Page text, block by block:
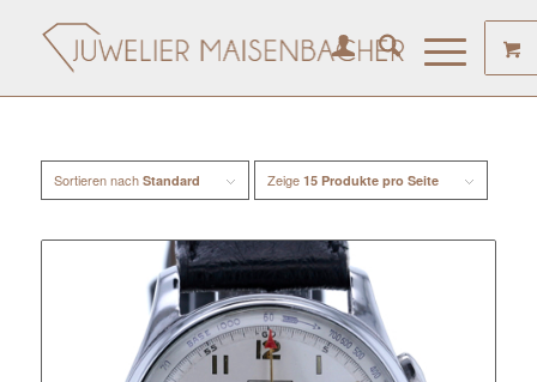
Sortieren nach Standard Zeige 15 Produkte pro Seite